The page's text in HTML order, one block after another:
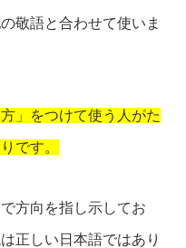
敬語と合わせて使いま
」をつけて使う人がた
です。
方向を指し示してお
正しい日本語ではあり